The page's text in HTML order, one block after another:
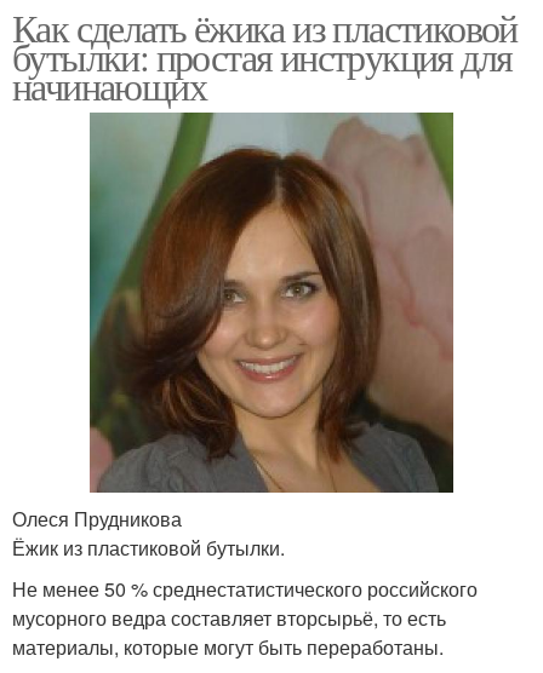
Как сделать ёжика из пластиковой
бутылки: простая инструкция для
начинающих
Олеся Прудникова
Ёжик из пластиковой бутылки.
Не менее 50 % среднестатистического российского
мусорного ведра составляет вторсырьё, то есть
материалы, которые могут быть переработаны.